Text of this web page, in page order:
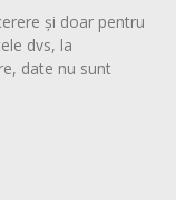
și doar pentru
dvs, la
date nu sunt